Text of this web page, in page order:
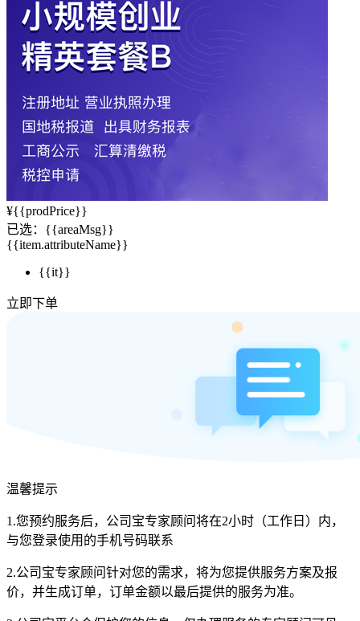
¥{{prodPrice}}
已选： {{areaMsg}}
{{item.attributeName}}
{{it}}
立即下单
温馨提示
1.您预约服务后，公司宝专家顾问将在2小时（工作日）内，
与您登录使用的手机号码联系
2.公司宝专家顾问针对您的需求，将为您提供服务方案及报
价，并生成订单，订单金额以最后提供的服务为准。